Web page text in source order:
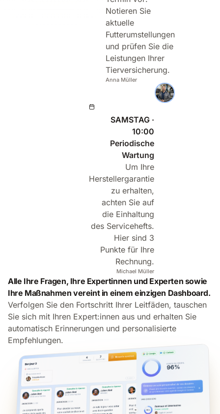
Notieren Sie
aktuelle
Futterumstellungen
und prüfen Sie die
Leistungen Ihrer
Tierversicherung.
Anna Müller
SAMSTAG ·
10:00
Periodische
Wartung
Um Ihre
Herstellergarantie
zu erhalten,
achten Sie auf
die Einhaltung
des Servicehefts.
Hier sind 3
Punkte für Ihre
Rechnung.
Michael Müller
Alle Ihre Fragen, Ihre Expertinnen und Experten sowie
Ihre Maßnahmen vereint in einem einzigen Dashboard.
Verfolgen Sie den Fortschritt Ihrer Leitfäden, tauschen
Sie sich mit Ihren Expert:innen aus und erhalten Sie
automatisch Erinnerungen und personalisierte
Empfehlungen.